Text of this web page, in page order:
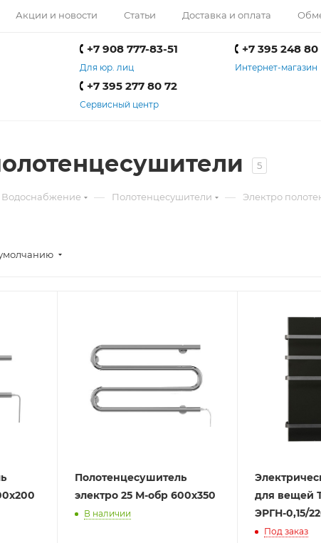
Акции и новости Статьи Доставка и оплата
+7 908 777-83-51
Для юр. лиц
+7 395 248
Интернет-магазин
+7 395 277 80 72
Сервисный центр
5
Водоснабжение — Полотенцесушители — Электро
Полотенцесушитель
электро 25 М-обр 600х350
В наличии
для вещей
ЭРГН-0,15/
Под заказ